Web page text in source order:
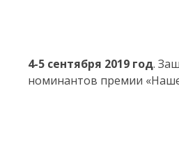
4-5 сентября 2019 год.
номинантов премии